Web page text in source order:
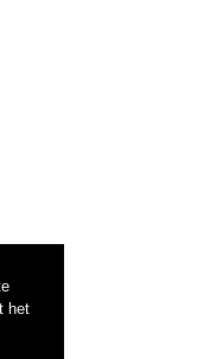
het